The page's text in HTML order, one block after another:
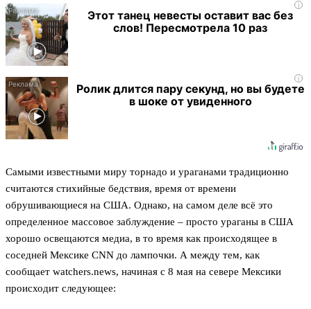
i
Этот танец невесты оставит вас без
слов! Пересмотрела 10 раз
i
Ролик длится пару секунд, но вы будете
в шоке от увиденного
Самыми известными миру торнадо и ураганами традиционно
считаются стихийные бедствия, время от времени
обрушивающиеся на США. Однако, на самом деле всё это
определенное массовое заблуждение – просто ураганы в США
хорошо освещаются медиа, в то время как происходящее в
соседней Мексике CNN до лампочки. А между тем, как
сообщает watchers.news, начиная с 8 мая на севере Мексики
происходит следующее: